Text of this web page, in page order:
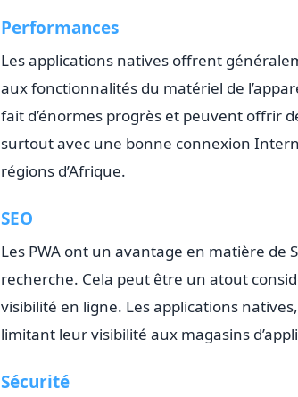
Performances
Les applications natives offrent
aux fonctionnalités du matériel de
fait d’énormes progrès et peuvent offrir
surtout avec une bonne connexion
régions d’Afrique.
SEO
Les PWA ont un avantage en matière de
recherche. Cela peut être un atout
visibilité en ligne. Les applications
limitant leur visibilité aux magasins
Sécurité